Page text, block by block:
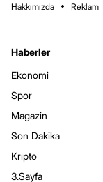
Hakkımızda Reklam
Haberler
Ekonomi
Spor
Magazin
Son Dakika
Kripto
3.Sayfa